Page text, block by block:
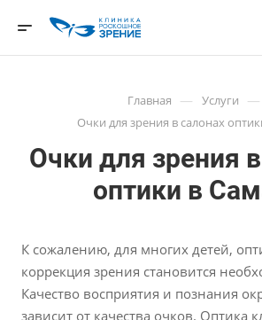
Главная — Услуги —
Очки для зрения в салонах
Очки для зрения
оптики в
К сожалению, для многих детей,
коррекция зрения становится
Качество восприятия и познания
зависит от качества очков. Оптика